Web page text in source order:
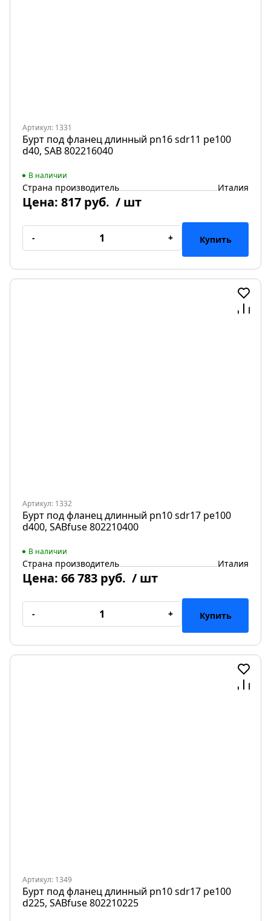
Артикул: 1331
Бурт под фланец длинный pn16 sdr11 pe100
d40, SAB 802216040
В наличии
Страна производитель Италия
Цена: 817 руб. / шт
- + Купить
Артикул: 1332
Бурт под фланец длинный pn10 sdr17 pe100
d400, SABfuse 802210400
В наличии
Страна производитель Италия
Цена: 66 783 руб. / шт
- + Купить
Артикул: 1349
Бурт под фланец длинный pn10 sdr17 pe100
d225, SABfuse 802210225